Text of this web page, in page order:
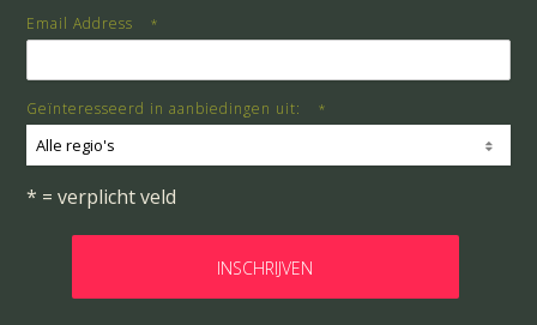
Email Address *
Geïnteresseerd in aanbiedingen uit: *
Alle regio's
* = verplicht veld